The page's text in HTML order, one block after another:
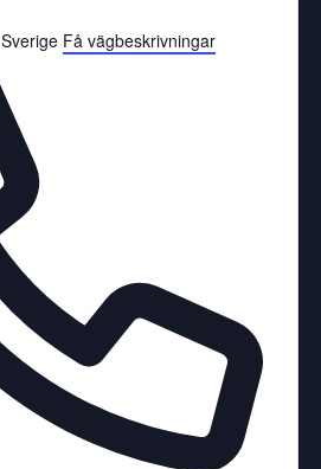
Sverige Få vägbeskrivningar